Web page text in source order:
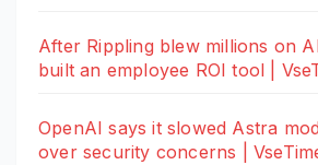
After Rippling blew millions on
built an employee ROI tool |
OpenAI says it slowed Astra
over security concerns |